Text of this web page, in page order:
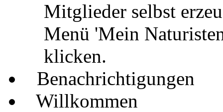
Mitglieder selbst
Menü 'Mein
klicken.
Benachrichtigungen
Willkommen